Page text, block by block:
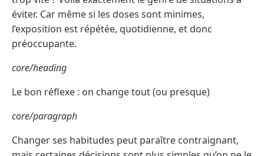
éviter. Car même si les doses sont minimes,
l’exposition est répétée, quotidienne, et donc
préoccupante.
core/heading
Le bon réflexe : on change tout (ou presque)
core/paragraph
Changer ses habitudes peut paraître contraignant,